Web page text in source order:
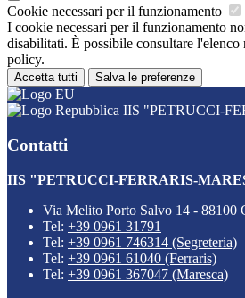
Cookie necessari per il funzionamento
I cookie necessari per il funzionamento
disabilitati. È possibile consultare
policy.
Accetta tutti Salva le preferenze
IIS "PETRUCCI-
Contatti
IIS "PETRUCCI-FERRARIS-
Via Melito Porto Salvo 14 - 88100
Tel: +39 0961 31791
Tel: +39 0961 746314 (Segreteria)
Tel: +39 0961 61040 (Ferraris)
Tel: +39 0961 367047 (Maresca)